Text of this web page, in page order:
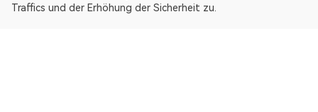
Traffics und der Erhöhung der Sicherheit zu.